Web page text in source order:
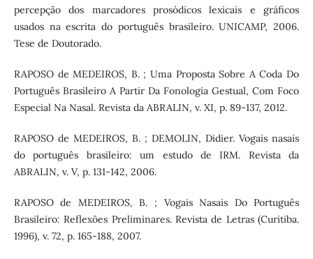
percepção dos marcadores prosódicos lexicais e gráficos
usados na escrita do português brasileiro. UNICAMP, 2006.
Tese de Doutorado.
RAPOSO de MEDEIROS, B. ; Uma Proposta Sobre A Coda Do
Português Brasileiro A Partir Da Fonologia Gestual, Com Foco
Especial Na Nasal. Revista da ABRALIN, v. XI, p. 89-137, 2012.
RAPOSO de MEDEIROS, B. ; DEMOLIN, Didier. Vogais nasais
do português brasileiro: um estudo de IRM. Revista da
ABRALIN, v. V, p. 131-142, 2006.
RAPOSO de MEDEIROS, B. ; Vogais Nasais Do Português
Brasileiro: Reflexões Preliminares. Revista de Letras (Curitiba.
1996), v. 72, p. 165-188, 2007.